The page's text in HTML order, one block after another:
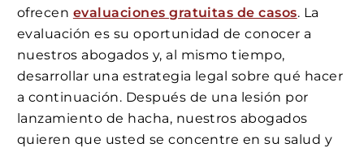
ofrecen evaluaciones gratuitas de casos. La
evaluación es su oportunidad de conocer a
nuestros abogados y, al mismo tiempo,
desarrollar una estrategia legal sobre qué hacer
a continuación. Después de una lesión por
lanzamiento de hacha, nuestros abogados
quieren que usted se concentre en su salud y